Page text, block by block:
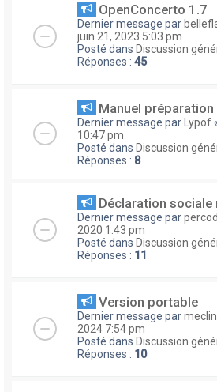
OpenConcerto 1.7
Dernier message par
juin 21, 2023 5:03 pm
Posté dans Discussion
Réponses : 45
Manuel
Dernier message par Lypof
10:47 pm
Posté dans Discussion
Réponses : 8
Déclaration sociale
Dernier message par
2020 1:43 pm
Posté dans Discussion
Réponses : 11
Version portable
Dernier message par
2024 7:54 pm
Posté dans Discussion
Réponses : 10